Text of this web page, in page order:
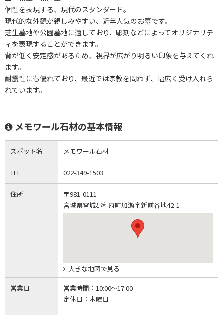
個性を表現する、現代のスタンダード。
現代的な外観が親しみやすい、近年人気のお墓です。
芝生墓地や公園墓地に適しており、彫刻などによってオリジナリテ
ィを表現することができます。
背が低く安定感があるため、視界が広がり明るい印象を与えてくれ
ます。
耐震性にも優れており、最近では宗教を問わず、幅広く受け入れら
れています。
メモワール石材の基本情報
スポット名 メモワール石材
TEL 022-349-1503
住所
〒981-0111
宮城県宮城郡利府町加瀬字新前谷地42-1
大きな地図で見る
営業日 営業時間： 10:00～17:00
定休日： 木曜日